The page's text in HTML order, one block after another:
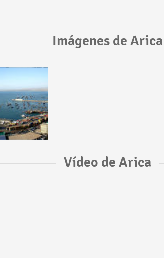
Imágenes de Arica
Vídeo de Arica